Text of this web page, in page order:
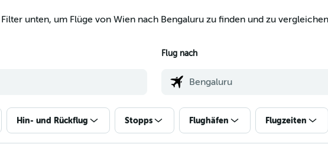
unten, um Flüge von Wien nach Bengaluru zu finden und zu
Flug nach
Hin- und Rückflug Stopps Flughäfen Flugzeiten